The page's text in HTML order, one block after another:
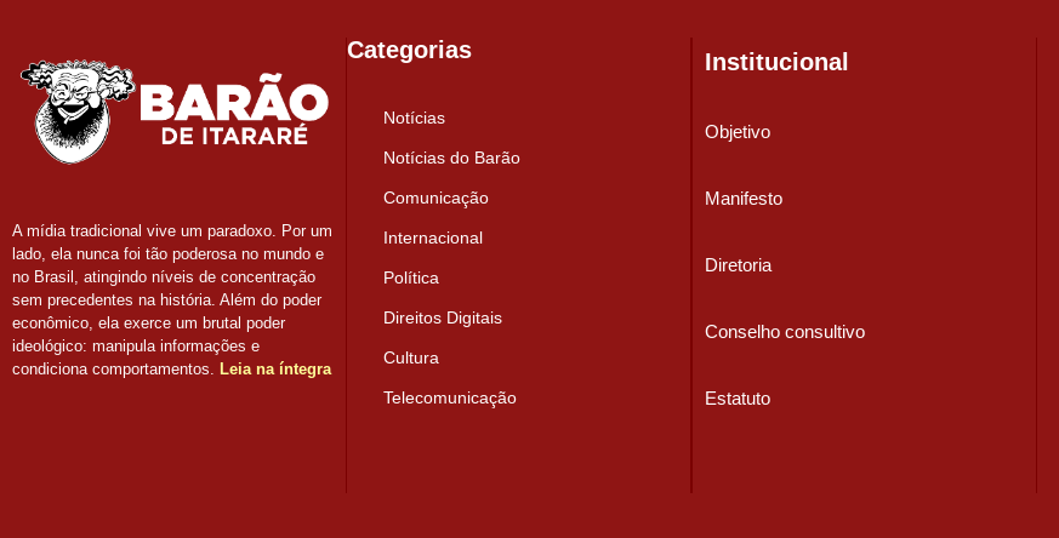
A mídia tradicional vive um paradoxo. Por um
lado, ela nunca foi tão poderosa no mundo e
no Brasil, atingindo níveis de concentração
sem precedentes na história. Além do poder
econômico, ela exerce um brutal poder
ideológico: manipula informações e
condiciona comportamentos. Leia na íntegra
Categorias
Notícias
Notícias do Barão
Comunicação
Internacional
Política
Direitos Digitais
Cultura
Telecomunicação
Institucional
Objetivo
Manifesto
Diretoria
Conselho consultivo
Estatuto